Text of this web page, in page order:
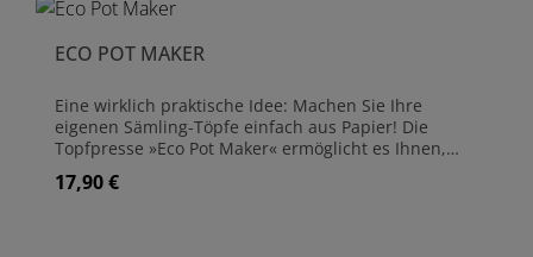
ECO POT MAKER
Eine wirklich praktische Idee: Machen Sie Ihre
eigenen Sämling-Töpfe einfach aus Papier! Die
Topfpresse »Eco Pot Maker« ermöglicht es Ihnen,
eine beliebige Anzahl aus stabilen, aber biologisch
abbaubaren Töpfen für Samen, Setzlinge und
Regulärer Preis:
17,90 €